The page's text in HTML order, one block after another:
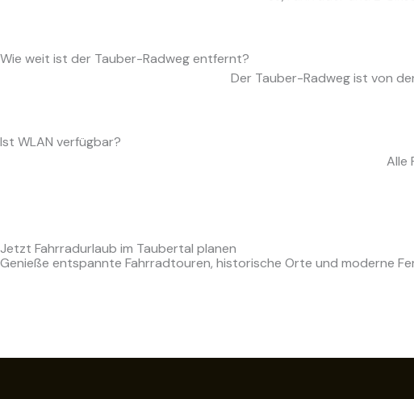
Wie weit ist der Tauber-Radweg entfernt?
Der Tauber-Radweg ist von
Ist WLAN verfügbar?
Alle
Jetzt Fahrradurlaub im Taubertal planen
Genieße entspannte Fahrradtouren, historische Orte und moderne